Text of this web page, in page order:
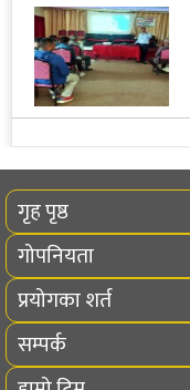
गृह पृष्ठ
गोपनियता
प्रयोगका शर्त
सम्पर्क